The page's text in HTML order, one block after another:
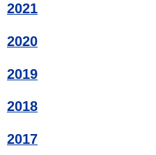
2021
2020
2019
2018
2017